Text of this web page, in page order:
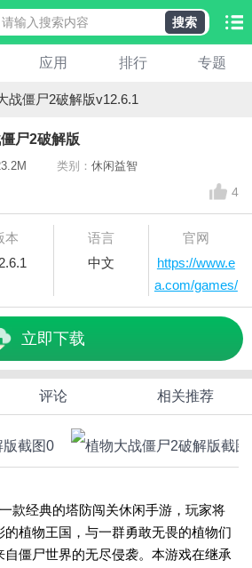
搜索
应用 排行 专题
战僵尸2破解版v12.6.1
尸2破解版
类别： 休闲益智
4
本
语言
中文
官网
https://www.e
a.com/games/
plants-vs-
立即下载
评论 相关推荐
款经典的塔防闯关休闲手游，玩家将
的植物王国，与一群勇敢无畏的植物们
僵尸世界的无尽侵袭。本游戏在继承